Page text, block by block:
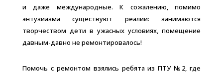
и даже международные. К сожалению, помимо
энтузиазма существуют реалии: занимаются
творчеством дети в ужасных условиях, помещение
давным-давно не ремонтировалось!
Помочь с ремонтом взялись ребята из ПТУ №2, где